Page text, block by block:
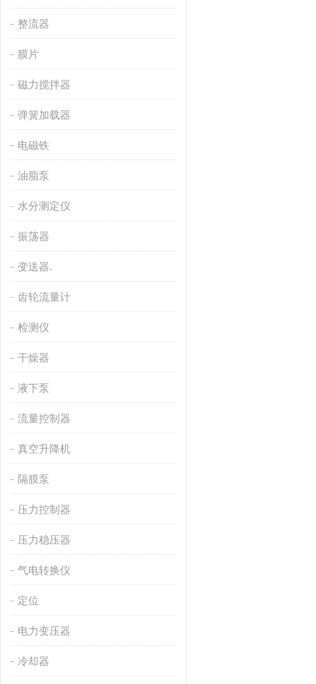
整流器
膜片
磁力搅拌器
弹簧加载器
电磁铁
油脂泵
水分测定仪
振荡器
变送器.
齿轮流量计
检测仪
干燥器
液下泵
流量控制器
真空升降机
隔膜泵
压力控制器
压力稳压器
气电转换仪
定位
电力变压器
冷却器